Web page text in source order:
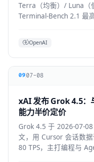
Terra（均衡）/ Luna（
Terminal-Bench 2.1 最
OpenAI
0907-08
xAI 发布 Grok 4.5：
能力半价定价
Grok 4.5 于 2026-07-
文，用 Cursor 会话数
80 TPS，主打编程与